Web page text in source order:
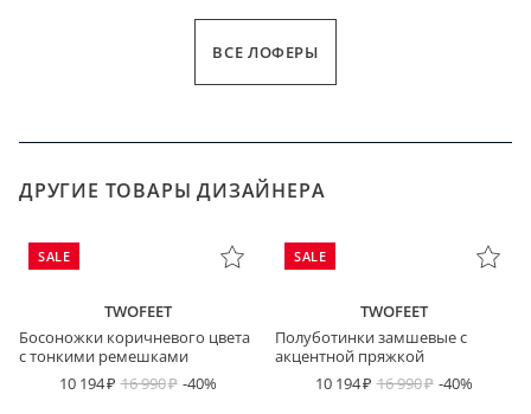
ВСЕ ЛОФЕРЫ
ДРУГИЕ ТОВАРЫ ДИЗАЙНЕРА
SALE
TWOFEET
Босоножки коричневого цвета
с тонкими ремешками
10 194
16 990 -40%
SALE
TWOFEET
Полуботинки замшевые с
акцентной пряжкой
10 194
16 990 -40%